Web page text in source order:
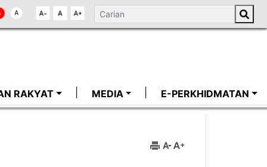
RAKYAT MEDIA E-PERKHIDMATAN